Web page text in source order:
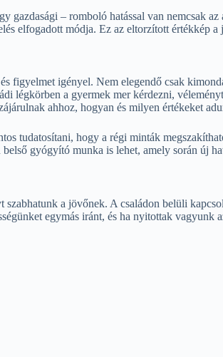
– romboló hatással van nemcsak
elfogadott módja. Ez az eltorzított értékkép
figyelmet igényel. Nem elegendő csak
légkörben a gyermek mer kérdezni,
ahhoz, hogyan és milyen értékeket
tudatosítani, hogy a régi minták
gyógyító munka is lehet, amely során új
a jövőnek. A családon belüli
egymás iránt, és ha nyitottak vagyunk